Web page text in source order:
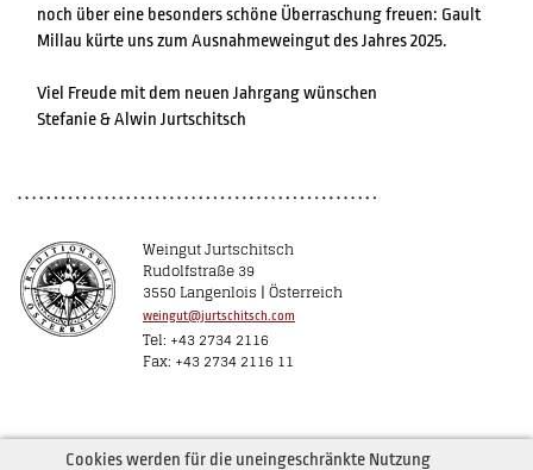
noch über eine besonders schöne Überraschung freuen: Gault
Millau kürte uns zum Ausnahmeweingut des Jahres 2025.
Viel Freude mit dem neuen Jahrgang wünschen
Stefanie & Alwin Jurtschitsch
Weingut Jurtschitsch
Rudolfstraße 39
3550 Langenlois | Österreich
weingut@jurtschitsch.com
Tel: +43 2734 2116
Fax: +43 2734 2116 11
Cookies werden für die uneingeschränkte Nutzung